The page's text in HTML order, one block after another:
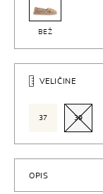
BEŽ
VELIČINE
37 39
OPIS